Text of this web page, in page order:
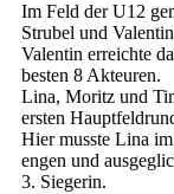
Im Feld der U12
Strubel und
Valentin erreichte
besten 8 Akteuren.
Lina, Moritz und
ersten
Hier musste Lina
engen und
3. Siegerin.